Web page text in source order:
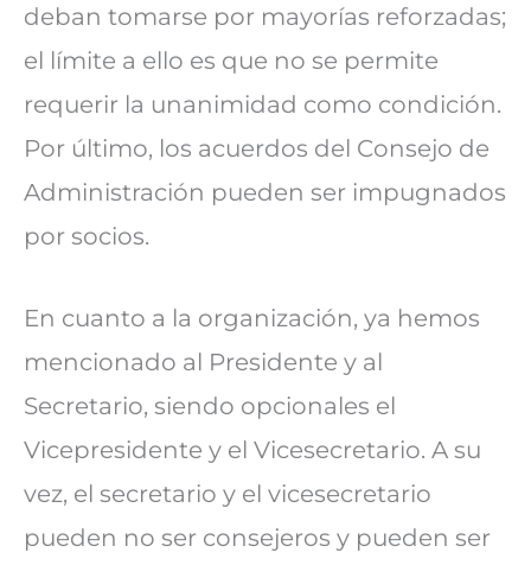
deban tomarse por mayorías reforzadas;
el límite a ello es que no se permite
requerir la unanimidad como condición.
Por último, los acuerdos del Consejo de
Administración pueden ser impugnados
por socios.
En cuanto a la organización, ya hemos
mencionado al Presidente y al
Secretario, siendo opcionales el
Vicepresidente y el Vicesecretario. A su
vez, el secretario y el vicesecretario
pueden no ser consejeros y pueden ser